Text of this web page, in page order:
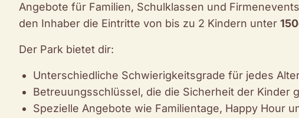
Angebote für Familien, Schulklassen und
den Inhaber die Eintritte von bis zu 2 Kindern unter
Der Park bietet dir:
Unterschiedliche Schwierigkeitsgrade für jedes
Betreuungsschlüssel, die die Sicherheit der Kinder
Spezielle Angebote wie Familientage, Happy Hour